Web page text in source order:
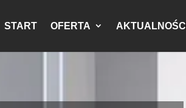
START OFERTA AKTUALNOŚCI